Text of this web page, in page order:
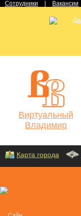
Сотрудники Вакансии
Виртуальный
Владимир
Карта города